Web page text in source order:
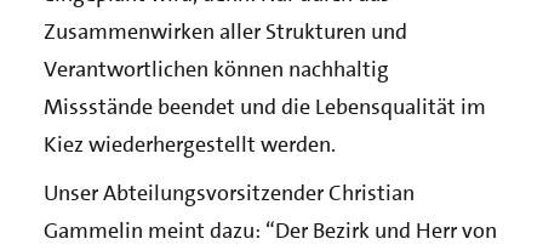
Zusammenwirken aller Strukturen und
Verantwortlichen können nachhaltig
Missstände beendet und die Lebensqualität im
Kiez wiederhergestellt werden.
Unser Abteilungsvorsitzender Christian
Gammelin meint dazu: “Der Bezirk und Herr von